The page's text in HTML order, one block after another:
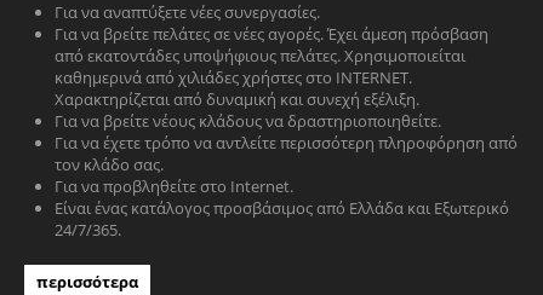
Για να αναπτύξετε νέες συνεργασίες.
Για να βρείτε πελάτες σε νέες αγορές. Έχει άμεση πρόσβαση
από εκατοντάδες υποψήφιους πελάτες. Χρησιμοποιείται
καθημερινά από χιλιάδες χρήστες στο INTERNET.
Χαρακτηρίζεται από δυναμική και συνεχή εξέλιξη.
Για να βρείτε νέους κλάδους να δραστηριοποιηθείτε.
Για να έχετε τρόπο να αντλείτε περισσότερη πληροφόρηση από
τον κλάδο σας.
Για να προβληθείτε στο Internet.
Είναι ένας κατάλογος προσβάσιμος από Ελλάδα και Εξωτερικό
24/7/365.
περισσότερα